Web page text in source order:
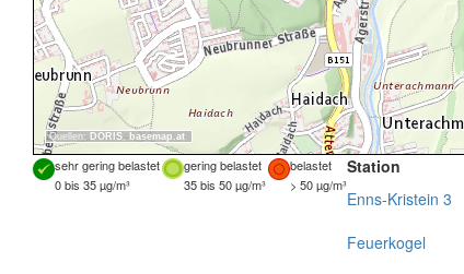
Quellen: DORIS, basemap.at
sehr gering belastet gering belastet
belastet
0 bis 35 µg/m³
35 bis 50 µg/m³ > 50 µg/m³
Station
Enns-Kristein 3
Feuerkogel